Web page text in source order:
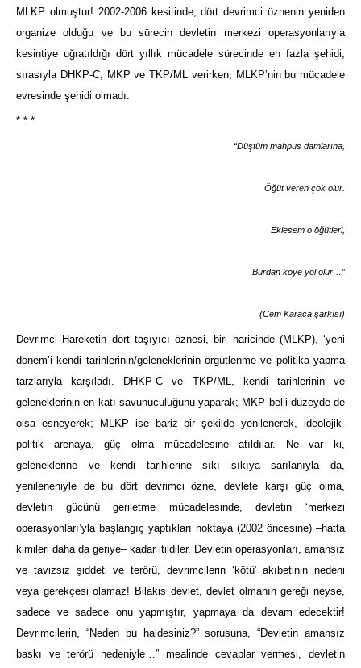
MLKP olmuştur! 2002-2006 kesitinde, dört devrimci öznenin yeniden
organize olduğu ve bu sürecin devletin merkezi operasyonlarıyla
kesintiye uğratıldığı dört yıllık mücadele sürecinde en fazla şehidi,
sırasıyla DHKP-C, MKP ve TKP/ML verirken, MLKP’nin bu mücadele
evresinde şehidi olmadı.
* * *
“Düştüm mahpus damlarına,
Öğüt veren çok olur.
Eklesem o öğütleri,
Burdan köye yol olur…”
(Cem Karaca şarkısı)
Devrimci Hareketin dört taşıyıcı öznesi, biri haricinde (MLKP), ‘yeni
dönem’i kendi tarihlerinin/geleneklerinin örgütlenme ve politika yapma
tarzlarıyla karşıladı. DHKP-C ve TKP/ML, kendi tarihlerinin ve
geleneklerinin en katı savunuculuğunu yaparak; MKP belli düzeyde de
olsa esneyerek; MLKP ise bariz bir şekilde yenilenerek, ideolojik-
politik arenaya, güç olma mücadelesine atıldılar. Ne var ki,
geleneklerine ve kendi tarihlerine sıkı sıkıya sarılanıyla da,
yenileneniyle de bu dört devrimci özne, devlete karşı güç olma,
devletin gücünü geriletme mücadelesinde, devletin ‘merkezi
operasyonları’yla başlangıç yaptıkları noktaya (2002 öncesine) –hatta
kimileri daha da geriye– kadar itildiler. Devletin operasyonları, amansız
ve tavizsiz şiddeti ve terörü, devrimcilerin ‘kötü’ akıbetinin nedeni
veya gerekçesi olamaz! Bilakis devlet, devlet olmanın gereği neyse,
sadece ve sadece onu yapmıştır, yapmaya da devam edecektir!
Devrimcilerin, “Neden bu haldesiniz?” sorusuna, “Devletin amansız
baskı ve terörü nedeniyle…” mealinde cevaplar vermesi, devletin